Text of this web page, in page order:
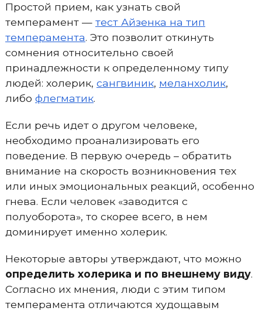
Простой прием, как узнать свой
темперамент — тест Айзенка на тип
темперамента. Это позволит откинуть
сомнения относительно своей
принадлежности к определенному типу
людей: холерик, сангвиник, меланхолик,
либо флегматик.
Если речь идет о другом человеке,
необходимо проанализировать его
поведение. В первую очередь – обратить
внимание на скорость возникновения тех
или иных эмоциональных реакций, особенно
гнева. Если человек «заводится с
полуоборота», то скорее всего, в нем
доминирует именно холерик.
Некоторые авторы утверждают, что можно
определить холерика и по внешнему виду.
Согласно их мнения, люди с этим типом
темперамента отличаются худощавым